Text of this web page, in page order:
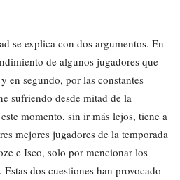
se explica con dos argumentos. En
de algunos jugadores que
en segundo, por las constantes
sufriendo desde mitad de la
momento, sin ir más lejos, tiene a
mejores jugadores de la temporada
e Isco, solo por mencionar los
dos cuestiones han provocado